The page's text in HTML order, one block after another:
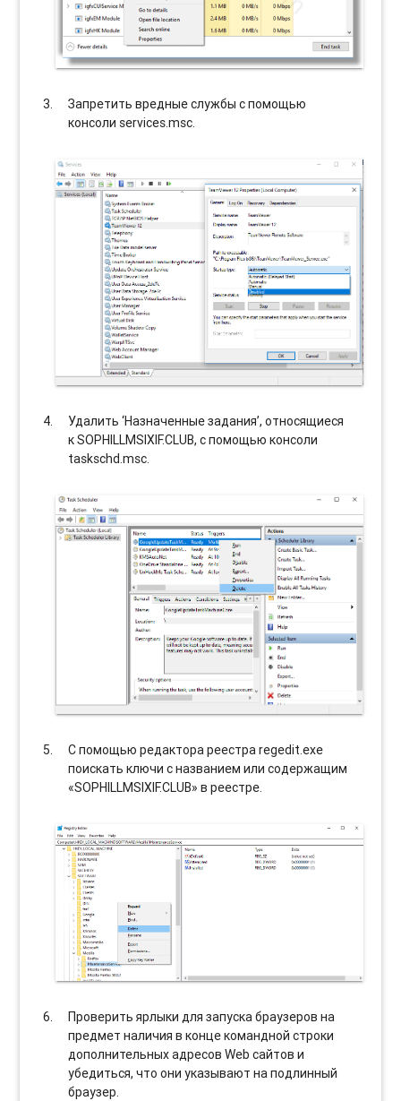
Запретить вредные службы с помощью
консоли services.msc.
Удалить ‘Назначенные задания’, относящиеся
к SOPHILLMSIXIF.CLUB, с помощью консоли
taskschd.msc.
С помощью редактора реестра regedit.exe
поискать ключи с названием или содержащим
«SOPHILLMSIXIF.CLUB» в реестре.
Проверить ярлыки для запуска браузеров на
предмет наличия в конце командной строки
дополнительных адресов Web сайтов и
убедиться, что они указывают на подлинный
браузер.